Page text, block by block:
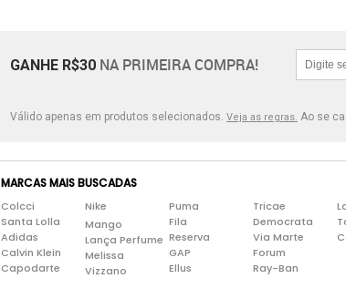
GANHE R$30 NA PRIMEIRA COMPRA!
Válido apenas em produtos selecionados. Veja as regras. Ao se
MARCAS MAIS BUSCADAS
Colcci
Santa Lolla
Adidas
Calvin Klein
Capodarte
Nike
Mango
Lança Perfume
Melissa
Vizzano
Puma
Fila
Reserva
GAP
Ellus
Tricae
Democrata
Via Marte
Forum
Ray-Ban